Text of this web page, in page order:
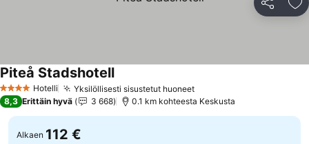
Jaa
4 Tähtiluokitus
Hotelli Yksilöllisesti sisustetut huoneetKatso hinnat
Piteå StadshotellKatso hinnat
8,3 Erittäin hyvä 3 668 0.1 km kohteesta Keskusta
Alkaen 112 €